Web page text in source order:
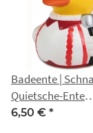
Badeente |
Quietsche-Ente
Karnevalsprinz
6,50 € *